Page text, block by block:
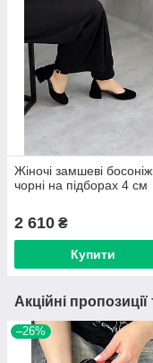
Жіночі замшеві
чорні на підборах 4 см
2 610 ₴
Купити
Акційні
–26%